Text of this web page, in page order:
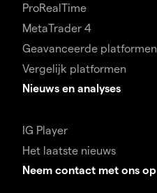
ProRealTime
MetaTrader 4
Geavanceerde platformen
Vergelijk platformen
Nieuws en analyses
IG Player
Het laatste nieuws
Neem contact met ons op